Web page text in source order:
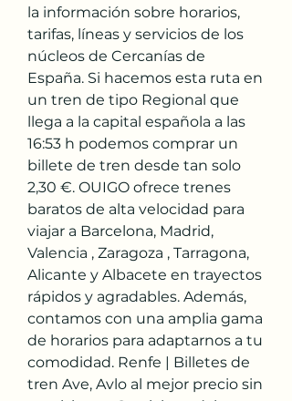
la información sobre horarios,
tarifas, líneas y servicios de los
núcleos de Cercanías de
España. Si hacemos esta ruta en
un tren de tipo Regional que
llega a la capital española a las
16:53 h podemos comprar un
billete de tren desde tan solo
2,30 €. OUIGO ofrece trenes
baratos de alta velocidad para
viajar a Barcelona, Madrid,
Valencia , Zaragoza , Tarragona,
Alicante y Albacete en trayectos
rápidos y agradables. Además,
contamos con una amplia gama
de horarios para adaptarnos a tu
comodidad. Renfe | Billetes de
tren Ave, Avlo al mejor precio sin